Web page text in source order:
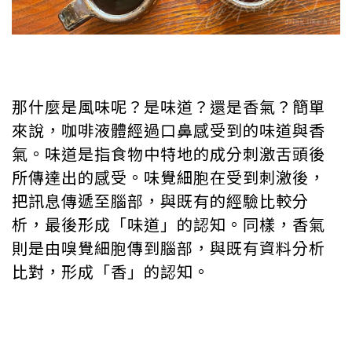
那什麼是風味呢？是味道？還是香氣？簡單
來說，咖啡液體經過口鼻感受到的味道與香
氣。味道是指食物中特地的成分刺激舌頭後
所傳達出的感受。味覺細胞在受到刺激後，
把訊息傳遞至腦部，與既有的經驗比較分
析，最後形成「味道」的認知。同樣，香氣
則是由嗅覺細胞傳到腦部，與既有資料分析
比對，形成「香」的認知。